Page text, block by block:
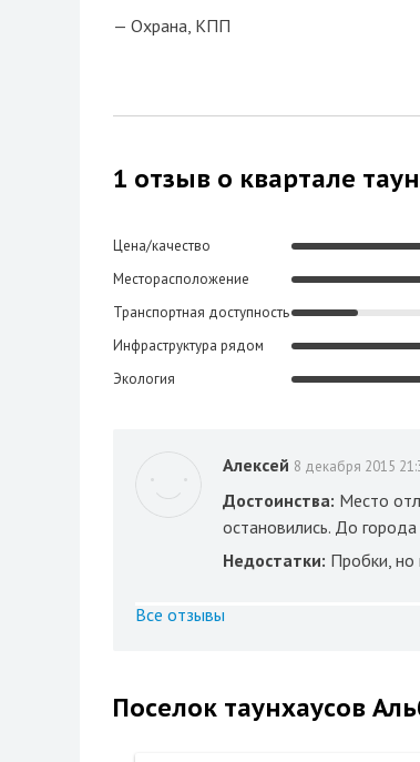
Охрана, КПП
1 отзыв о квартале
Цена/качество
Месторасположение
Транспортная доступность
Инфраструктура рядом
Экология
Алексей 8 декабря 2015
Достоинства: Место
остановились. До
Недостатки: Пробки, но
Все отзывы
Поселок таунхаусов